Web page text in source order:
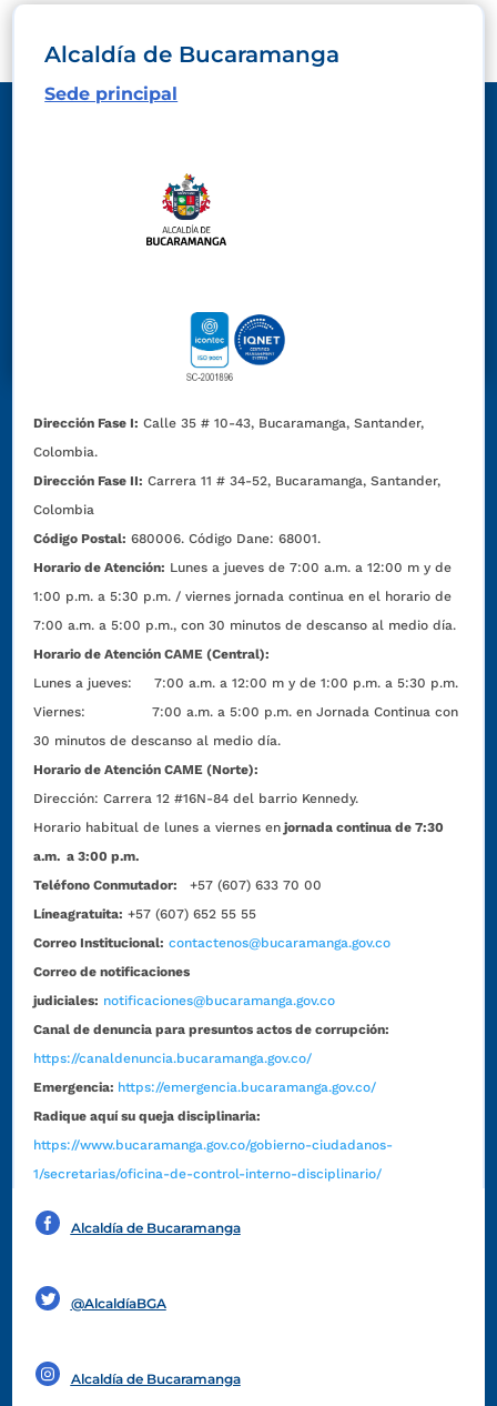
Alcaldía de Bucaramanga
Sede principal
Dirección Fase I: Calle 35 # 10-43, Bucaramanga, Santander,
Colombia.
Dirección Fase II: Carrera 11 # 34-52, Bucaramanga, Santander,
Colombia
Código Postal: 680006. Código Dane: 68001.
Horario de Atención: Lunes a jueves de 7:00 a.m. a 12:00 m y de
1:00 p.m. a 5:30 p.m. / viernes jornada continua en el horario de
7:00 a.m. a 5:00 p.m., con 30 minutos de descanso al medio día.
Horario de Atención CAME (Central):
Lunes a jueves: 7:00 a.m. a 12:00 m y de 1:00 p.m. a 5:30 p.m.
Viernes: 7:00 a.m. a 5:00 p.m. en Jornada Continua con
30 minutos de descanso al medio día.
Horario de Atención CAME (Norte):
Dirección:Carrera 12 #16N-84 del barrio Kennedy.
Horario habitual de lunes a viernes en jornada continua de 7:30
a.m. a 3:00 p.m.
Teléfono Conmutador:
+57 (607) 633 70 00
Líneagratuita: +57 (607) 652 55 55
Correo Institucional: contactenos@bucaramanga.gov.co
Correo de notificaciones
judiciales: notificaciones@bucaramanga.gov.co
Canal de denuncia para presuntos actos de corrupción:
https://canaldenuncia.bucaramanga.gov.co/
Emergencia: https://emergencia.bucaramanga.gov.co/
Radique aquí su queja disciplinaria:
https://www.bucaramanga.gov.co/gobierno-ciudadanos-
1/secretarias/oficina-de-control-interno-disciplinario/
Alcaldía de Bucaramanga
@AlcaldíaBGA
Alcaldía de Bucaramanga